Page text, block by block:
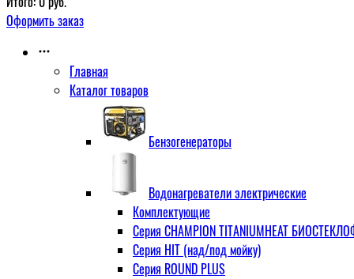
Оформить заказ
Главная
Каталог товаров
Бензогенераторы
Водонагреватели электрические
Комплектующие
Серия CHAMPION TITANIUMHEAT
Серия HIT (над/под мойку)
Серия ROUND PLUS